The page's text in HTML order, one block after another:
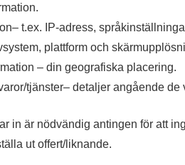
– t.ex. IP-adress,
plattform och
– din geografiska placering.
tjänster– detaljer angående de
in är nödvändig antingen för att
ut offert/liknande.